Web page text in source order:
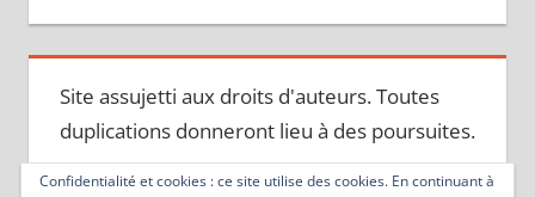
Site assujetti aux droits d'auteurs. Toutes
duplications donneront lieu à des poursuites.
Confidentialité et cookies : ce site utilise des cookies. En continuant à